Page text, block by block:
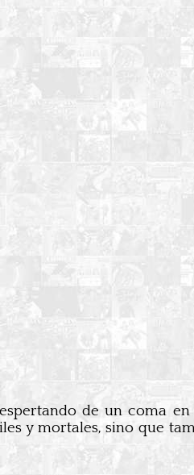
de un coma
y mortales, sino que